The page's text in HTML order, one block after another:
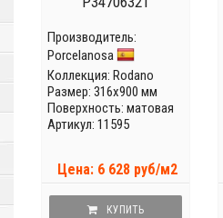
Производитель:
Porcelanosa
Коллекция: Rodano
Размер: 316x900 мм
Поверхность: матовая
Артикул: 11595
Цена: 6 628 руб/м2
КУПИТЬ